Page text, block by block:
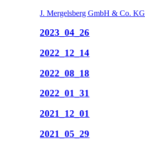
J. Mergelsberg GmbH & Co. KG
2023_04_26
2022_12_14
2022_08_18
2022_01_31
2021_12_01
2021_05_29